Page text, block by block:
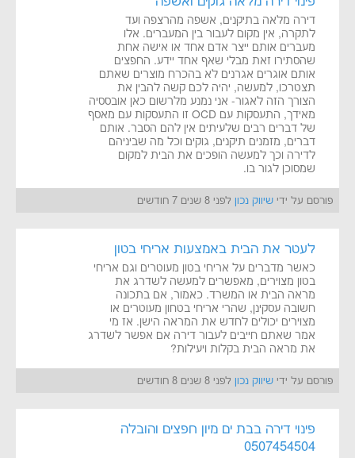
דירה מלאה בתיקנים, אשפה מהרצפה ועד
לתקרה, אין מקום לעבור בין המעברים. אלו
מעברים אותם ייצר אדם אחד או אישה אחת
שהסתירו זאת מבלי שאף אחד יידע. החפצים
אותם אוגרים אגרנים לא בהכרח מוצרים שאתם
תצטרכו, למעשה, יהיה לכם קשה להבין את
הצורך הזה לאגור- אני נמנע מלרשום כאן אובססיה
מאידך, התעסקות עם OCD זו התעסקות עם מאסף
של דברים רבים שלעיתים אין להם הסבר. אותם
דברים, מזמנים תיקנים, גוקים וכל מה שביניהם
לדירה וכך למעשה הופכים את הבית למקום
שמסוכן לגור בו.
פורסם על ידי שיווק נכון לפני 8 שנים 7 חודשים
לעטר את הבית באמצעות אריחי בטון
כאשר מדברים על אריחי בטון מעוטרים וגם אריחי
בטון מצוירים, מאפשרים למעשה לשדרג את
מראה הבית או המשרד. כאמור, אם בתכונה
חשובה עסקינן, שהרי אריחי בטחון מעוטרים או
מצוירים יכולים לחדש את המראה הישן. אז מי
אמר שאתם חייבים לעבור דירה אם אפשר לשדרג
את מראה הבית בקלות ויעילות?
פורסם על ידי שיווק נכון לפני 8 שנים 8 חודשים
פינוי דירה בבת ים מיון חפצים והובלה
0507454504